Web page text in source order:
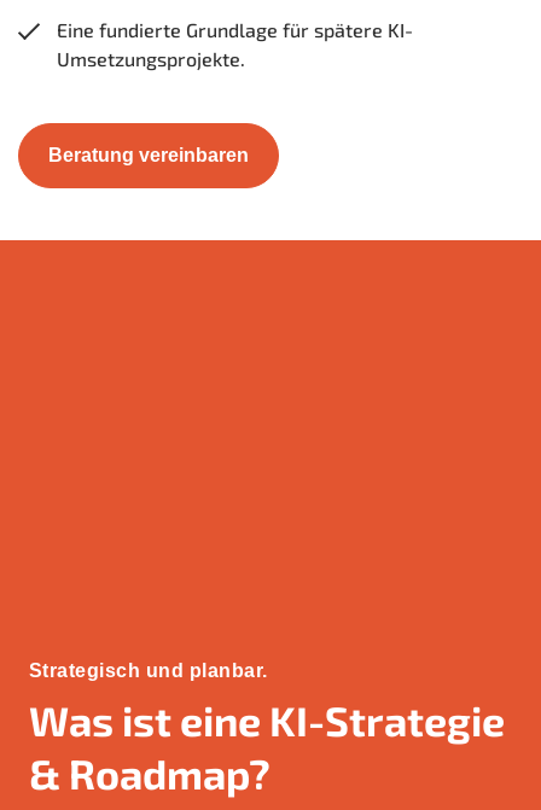
Eine fundierte Grundlage für spätere KI-
Umsetzungsprojekte.
Beratung vereinbaren
Strategisch und planbar.
Was ist eine KI-Strategie
& Roadmap?